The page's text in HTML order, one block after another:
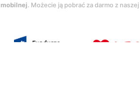
. Możecie ją pobrać za darmo z